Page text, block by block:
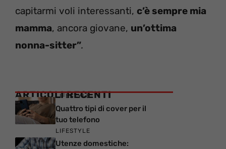
capitarmi voli interessanti, c’è sempre mia
mamma, ancora giovane, un’ottima
nonna-sitter”.
ARTICOLI RECENTI
LIFESTYLE
Quattro tipi di cover per il
tuo telefono
LIFESTYLE
Utenze domestiche: